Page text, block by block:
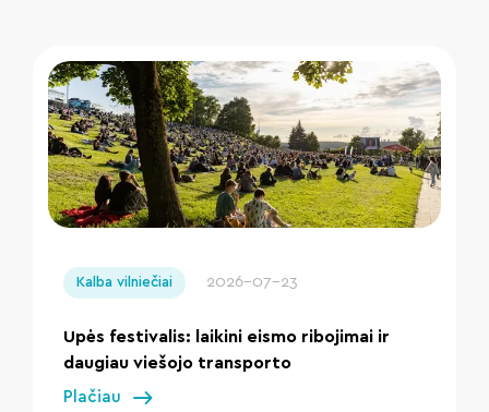
Kalba vilniečiai 2026-07-23
Upės festivalis: laikini eismo ribojimai ir
daugiau viešojo transporto
Plačiau